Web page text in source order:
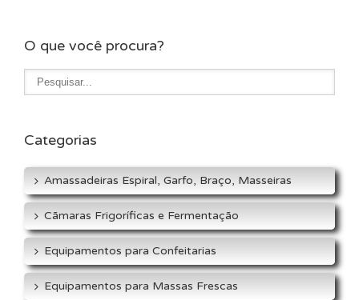
O que você procura?
Categorias
Amassadeiras Espiral, Garfo, Braço, Masseiras
Cãmaras Frigoríficas e Fermentação
Equipamentos para Confeitarias
Equipamentos para Massas Frescas